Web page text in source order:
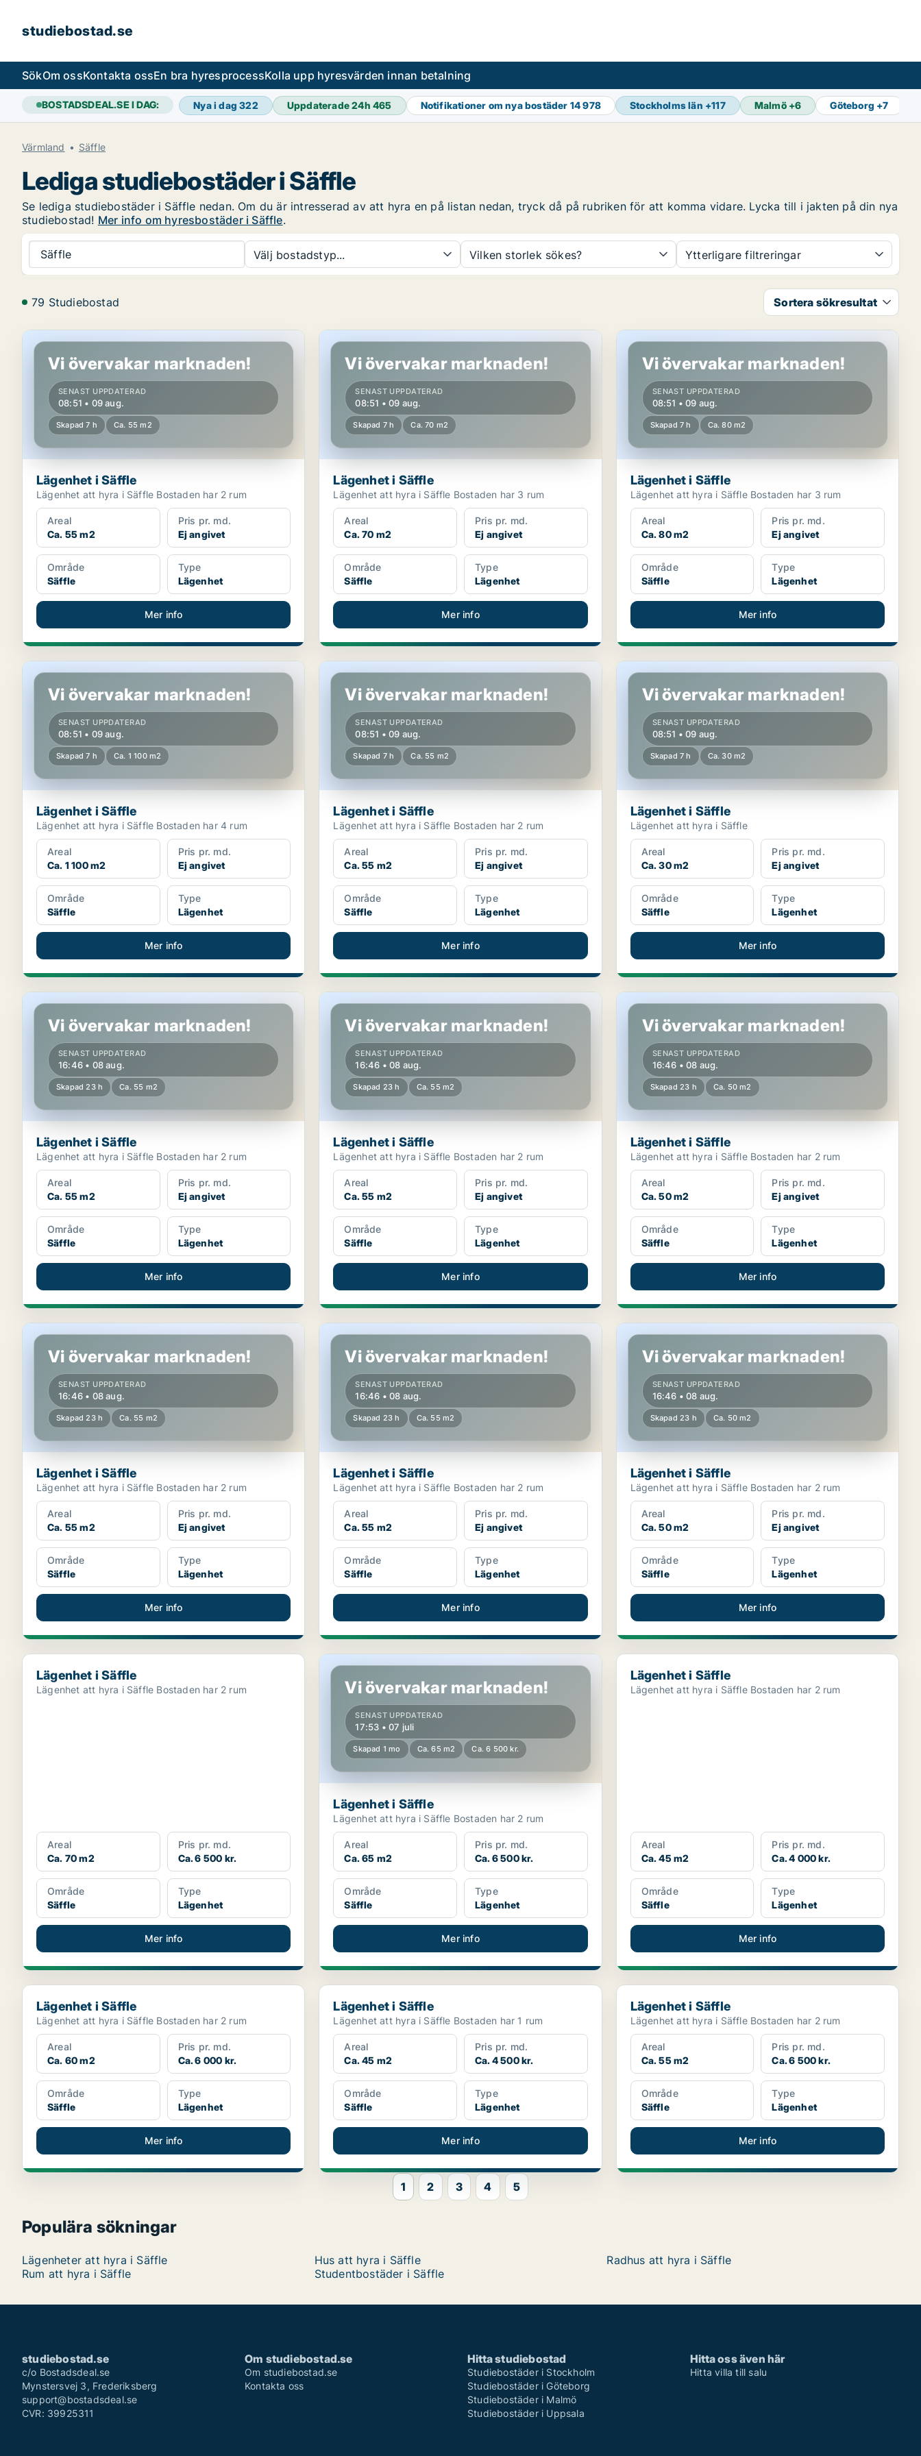
studiebostad.se
SökOm ossKontakta ossEn bra hyresprocessKolla upp hyresvärden innan betalning
BOSTADSDEAL.SE I DAG: Nya i dag322 Uppdaterade 24h465 Notifikationer om nya bostäder 14 978 Stockholms län +117 Malmö+6 Göteborg +7
Värmland Säffle
Lediga studiebostäder i Säffle
Se lediga studiebostäder i Säffle nedan. Om du är intresserad av att hyra en på listan nedan, tryck då på rubriken för att komma vidare. Lycka till i jakten på din nya
studiebostad! Mer info om hyresbostäder i Säffle.
Säffle Välj bostadstyp... Vilken storlek sökes? Ytterligare filtreringar
79 Studiebostad Sortera sökresultat
Lägenhet i Säffle
Vi övervakar marknaden!
SENAST UPPDATERAD
08:51 • 09 aug.
Skapad 7 h Ca. 55 m2
Lägenhet i Säffle
Lägenhet att hyra i Säffle Bostaden har 2 rum
Areal
Ca. 55 m2
Pris pr. md.
Ej angivet
Område
Säffle
Type
Lägenhet
Mer info
Lägenhet i Säffle
Vi övervakar marknaden!
SENAST UPPDATERAD
08:51 • 09 aug.
Skapad 7 h Ca. 70 m2
Lägenhet i Säffle
Lägenhet att hyra i Säffle Bostaden har 3 rum
Areal
Ca. 70 m2
Pris pr. md.
Ej angivet
Område
Säffle
Type
Lägenhet
Mer info
Lägenhet i Säffle
Vi övervakar marknaden!
SENAST UPPDATERAD
08:51 • 09 aug.
Skapad 7 h Ca. 80 m2
Lägenhet i Säffle
Lägenhet att hyra i Säffle Bostaden har 3 rum
Areal
Ca. 80 m2
Pris pr. md.
Ej angivet
Område
Säffle
Type
Lägenhet
Mer info
Lägenhet i Säffle
Vi övervakar marknaden!
SENAST UPPDATERAD
08:51 • 09 aug.
Skapad 7 h Ca. 1 100 m2
Lägenhet i Säffle
Lägenhet att hyra i Säffle Bostaden har 4 rum
Areal
Ca. 1 100 m2
Pris pr. md.
Ej angivet
Område
Säffle
Type
Lägenhet
Mer info
Lägenhet i Säffle
Vi övervakar marknaden!
SENAST UPPDATERAD
08:51 • 09 aug.
Skapad 7 h Ca. 55 m2
Lägenhet i Säffle
Lägenhet att hyra i Säffle Bostaden har 2 rum
Areal
Ca. 55 m2
Pris pr. md.
Ej angivet
Område
Säffle
Type
Lägenhet
Mer info
Lägenhet i Säffle
Vi övervakar marknaden!
SENAST UPPDATERAD
08:51 • 09 aug.
Skapad 7 h Ca. 30 m2
Lägenhet i Säffle
Lägenhet att hyra i Säffle
Areal
Ca. 30 m2
Pris pr. md.
Ej angivet
Område
Säffle
Type
Lägenhet
Mer info
Lägenhet i Säffle
Vi övervakar marknaden!
SENAST UPPDATERAD
16:46 • 08 aug.
Skapad 23 h Ca. 55 m2
Lägenhet i Säffle
Lägenhet att hyra i Säffle Bostaden har 2 rum
Areal
Ca. 55 m2
Pris pr. md.
Ej angivet
Område
Säffle
Type
Lägenhet
Mer info
Lägenhet i Säffle
Vi övervakar marknaden!
SENAST UPPDATERAD
16:46 • 08 aug.
Skapad 23 h Ca. 55 m2
Lägenhet i Säffle
Lägenhet att hyra i Säffle Bostaden har 2 rum
Areal
Ca. 55 m2
Pris pr. md.
Ej angivet
Område
Säffle
Type
Lägenhet
Mer info
Lägenhet i Säffle
Vi övervakar marknaden!
SENAST UPPDATERAD
16:46 • 08 aug.
Skapad 23 h Ca. 50 m2
Lägenhet i Säffle
Lägenhet att hyra i Säffle Bostaden har 2 rum
Areal
Ca. 50 m2
Pris pr. md.
Ej angivet
Område
Säffle
Type
Lägenhet
Mer info
Lägenhet i Säffle
Vi övervakar marknaden!
SENAST UPPDATERAD
16:46 • 08 aug.
Skapad 23 h Ca. 55 m2
Lägenhet i Säffle
Lägenhet att hyra i Säffle Bostaden har 2 rum
Areal
Ca. 55 m2
Pris pr. md.
Ej angivet
Område
Säffle
Type
Lägenhet
Mer info
Lägenhet i Säffle
Vi övervakar marknaden!
SENAST UPPDATERAD
16:46 • 08 aug.
Skapad 23 h Ca. 55 m2
Lägenhet i Säffle
Lägenhet att hyra i Säffle Bostaden har 2 rum
Areal
Ca. 55 m2
Pris pr. md.
Ej angivet
Område
Säffle
Type
Lägenhet
Mer info
Lägenhet i Säffle
Vi övervakar marknaden!
SENAST UPPDATERAD
16:46 • 08 aug.
Skapad 23 h Ca. 50 m2
Lägenhet i Säffle
Lägenhet att hyra i Säffle Bostaden har 2 rum
Areal
Ca. 50 m2
Pris pr. md.
Ej angivet
Område
Säffle
Type
Lägenhet
Mer info
Lägenhet i Säffle
Lägenhet i Säffle
Lägenhet att hyra i Säffle Bostaden har 2 rum
Areal
Ca. 70 m2
Pris pr. md.
Ca. 6 500 kr.
Område
Säffle
Type
Lägenhet
Mer info
Lägenhet i Säffle
Vi övervakar marknaden!
SENAST UPPDATERAD
17:53 • 07 juli
Skapad 1 mo Ca. 65 m2 Ca. 6 500 kr.
Lägenhet i Säffle
Lägenhet att hyra i Säffle Bostaden har 2 rum
Areal
Ca. 65 m2
Pris pr. md.
Ca. 6 500 kr.
Område
Säffle
Type
Lägenhet
Mer info
Lägenhet i Säffle
Lägenhet i Säffle
Lägenhet att hyra i Säffle Bostaden har 2 rum
Areal
Ca. 45 m2
Pris pr. md.
Ca. 4 000 kr.
Område
Säffle
Type
Lägenhet
Mer info
Lägenhet i Säffle
Lägenhet i Säffle
Lägenhet att hyra i Säffle Bostaden har 2 rum
Areal
Ca. 60 m2
Pris pr. md.
Ca. 6 000 kr.
Område
Säffle
Type
Lägenhet
Mer info
Lägenhet i Säffle
Lägenhet i Säffle
Lägenhet att hyra i Säffle Bostaden har 1 rum
Areal
Ca. 45 m2
Pris pr. md.
Ca. 4 500 kr.
Område
Säffle
Type
Lägenhet
Mer info
Lägenhet i Säffle
Lägenhet i Säffle
Lägenhet att hyra i Säffle Bostaden har 2 rum
Areal
Ca. 55 m2
Pris pr. md.
Ca. 6 500 kr.
Område
Säffle
Type
Lägenhet
Mer info
1 2 3 4 5
Populära sökningar
Lägenheter att hyra i Säffle Hus att hyra i Säffle
Radhus att hyra i Säffle
Rum att hyra i Säffle
Studentbostäder i Säffle
studiebostad.se
c/o Bostadsdeal.se
Mynstersvej 3, Frederiksberg
support@bostadsdeal.se
CVR: 39925311
Om studiebostad.se
Om studiebostad.se
Kontakta oss
Hitta studiebostad
Studiebostäder i Stockholm
Studiebostäder i Göteborg
Studiebostäder i Malmö
Studiebostäder i Uppsala
Hitta oss även här
Hitta villa till salu